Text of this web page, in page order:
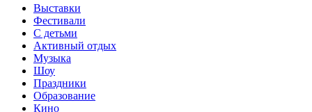
Выставки
Фестивали
С детьми
Активный отдых
Музыка
Шоу
Праздники
Образование
Кино